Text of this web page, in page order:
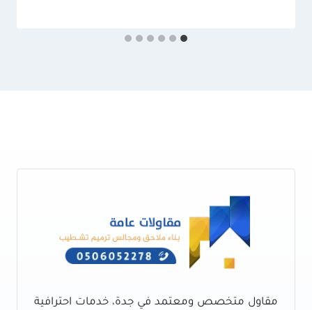
مقاول متخصص ومعتمد في جدة، خدمات احترافية